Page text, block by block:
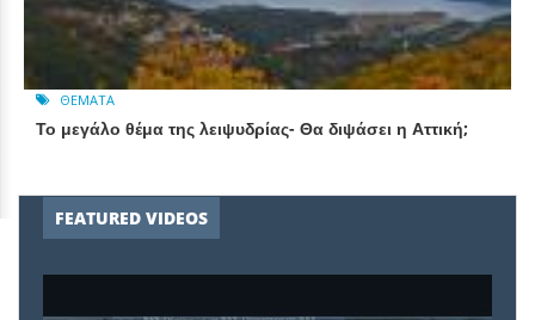
ΘΈΜΑΤΑ
Το μεγάλο θέμα της λειψυδρίας- Θα διψάσει η Αττική;
FEATURED VIDEOS